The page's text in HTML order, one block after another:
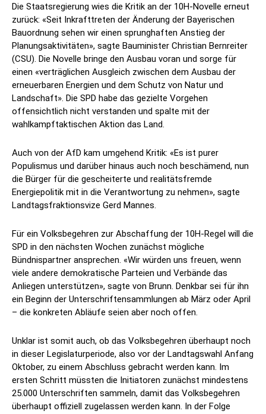
Die Staatsregierung wies die Kritik an der 10H-Novelle erneut
zurück: «Seit Inkrafttreten der Änderung der Bayerischen
Bauordnung sehen wir einen sprunghaften Anstieg der
Planungsaktivitäten», sagte Bauminister Christian Bernreiter
(CSU). Die Novelle bringe den Ausbau voran und sorge für
einen «verträglichen Ausgleich zwischen dem Ausbau der
erneuerbaren Energien und dem Schutz von Natur und
Landschaft». Die SPD habe das gezielte Vorgehen
offensichtlich nicht verstanden und spalte mit der
wahlkampftaktischen Aktion das Land.
Auch von der AfD kam umgehend Kritik: «Es ist purer
Populismus und darüber hinaus auch noch beschämend, nun
die Bürger für die gescheiterte und realitätsfremde
Energiepolitik mit in die Verantwortung zu nehmen», sagte
Landtagsfraktionsvize Gerd Mannes.
Für ein Volksbegehren zur Abschaffung der 10H-Regel will die
SPD in den nächsten Wochen zunächst mögliche
Bündnispartner ansprechen. «Wir würden uns freuen, wenn
viele andere demokratische Parteien und Verbände das
Anliegen unterstützen», sagte von Brunn. Denkbar sei für ihn
ein Beginn der Unterschriftensammlungen ab März oder April
– die konkreten Abläufe seien aber noch offen.
Unklar ist somit auch, ob das Volksbegehren überhaupt noch
in dieser Legislaturperiode, also vor der Landtagswahl Anfang
Oktober, zu einem Abschluss gebracht werden kann. Im
ersten Schritt müssten die Initiatoren zunächst mindestens
25.000 Unterschriften sammeln, damit das Volksbegehren
überhaupt offiziell zugelassen werden kann. In der Folge